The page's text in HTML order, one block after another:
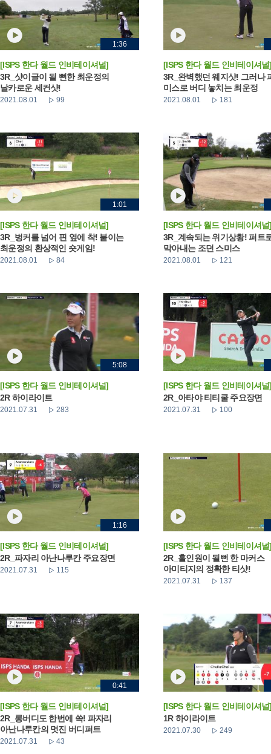
1:36
[ISPS 한다 월드 인비테이셔널]
3R_샷이글이 될 뻔한 최운정의
날카로운 세컨샷!
2021.08.01 99
[ISPS 한다 월드 인비테이셔
3R_완벽했던 웨지샷! 그러나
미스로 버디 놓치는 최운정
2021.08.01 181
1:01
[ISPS 한다 월드 인비테이셔널]
3R_벙커를 넘어 핀 옆에 착! 붙이는
최운정의 환상적인 숏게임!
2021.08.01 84
[ISPS 한다 월드 인비테이셔
3R_계속되는 위기상황! 퍼트
막아내는 조던 스미스
2021.08.01 121
5:08
[ISPS 한다 월드 인비테이셔널]
2R 하이라이트
2021.07.31 283
[ISPS 한다 월드 인비테이셔
2R_아타야 티티쿨 주요장면
2021.07.31 100
1:16
[ISPS 한다 월드 인비테이셔널]
2R_파자리 아난나루칸 주요장면
2021.07.31 115
[ISPS 한다 월드 인비테이셔
2R_홀인원이 될뻔 한 마커스
아미티지의 정확한 티샷!
2021.07.31 137
0:41
[ISPS 한다 월드 인비테이셔널]
2R_롱버디도 한번에 쏙! 파자리
아난나루칸의 멋진 버디퍼트
2021.07.31 43
[ISPS 한다 월드 인비테이셔
1R 하이라이트
2021.07.30 249